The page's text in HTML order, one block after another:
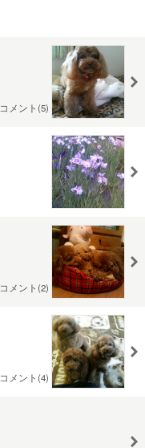
コメント(5)
コメント(2)
コメント(4)